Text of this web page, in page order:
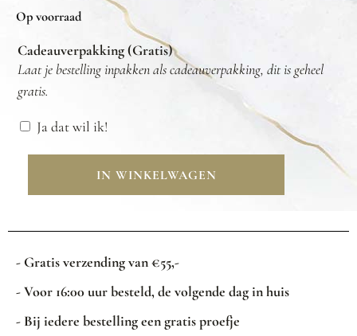
Op voorraad
Cadeauverpakking (Gratis)
Laat je bestelling inpakken als cadeauverpakking, dit is geheel
gratis.
Ja dat wil ik!
IN WINKELWAGEN
- Gratis verzending van €55,-
- Voor 16:00 uur besteld, de volgende dag in huis
- Bij iedere bestelling een gratis proefje